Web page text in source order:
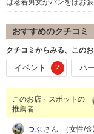
は老若男女がパンをほお
おすすめのクチコミ
クチコミからみる、この
イベント 2 ハ
このお店・スポットの
推薦者
つぶ さん （女性/金